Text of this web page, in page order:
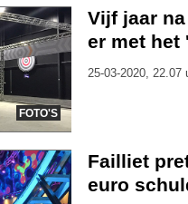
FOTO'S
Vijf jaar
er met het
25-03-2020, 22.07
Failliet
euro